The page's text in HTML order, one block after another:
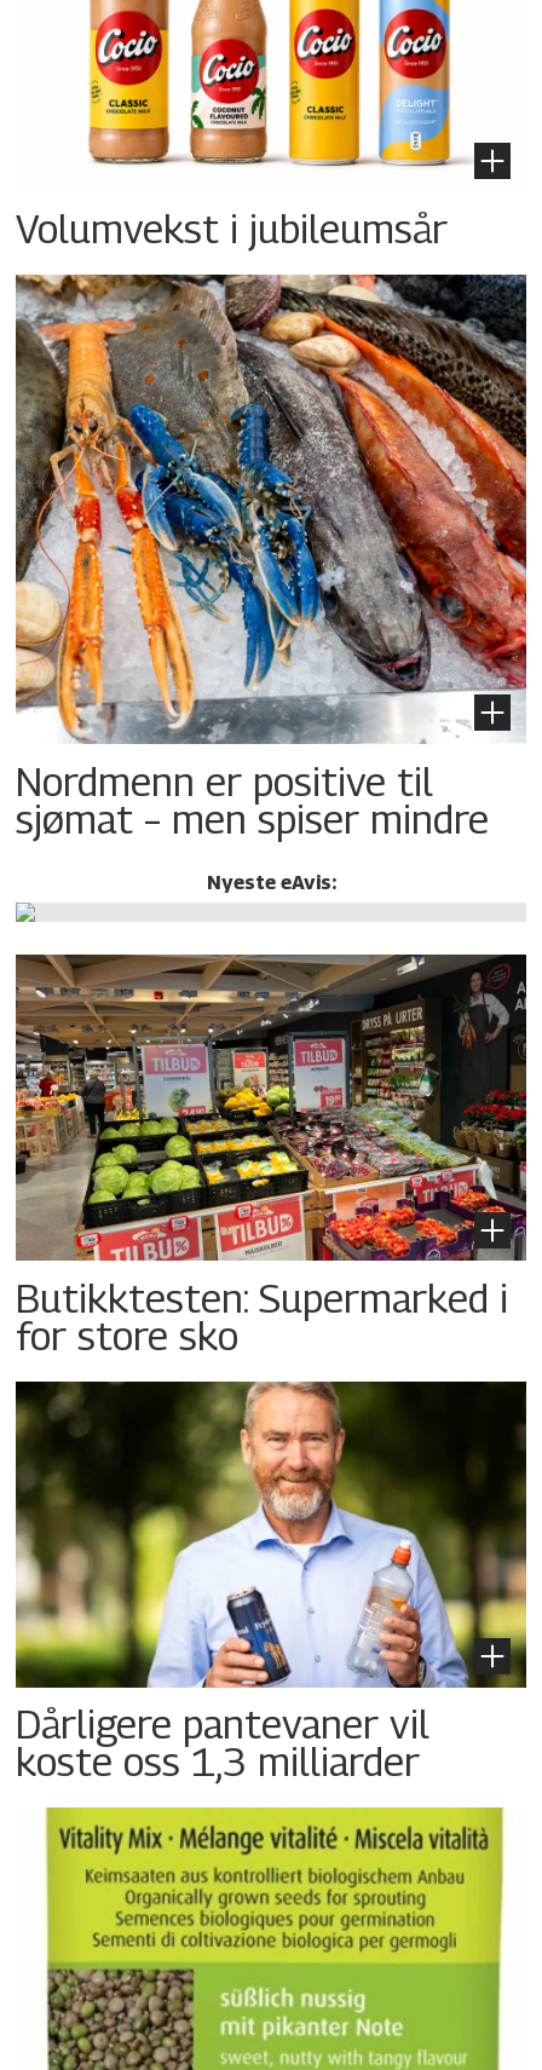
Volumvekst i jubileumsår
Nordmenn er positive til
sjømat – men spiser mindre
Nyeste eAvis:
Butikktesten: Supermarked i
for store sko
Dårligere pantevaner vil
koste oss 1,3 milliarder